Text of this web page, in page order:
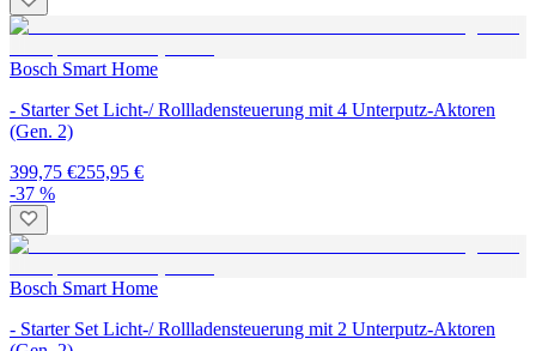
Bosch Smart Home
- Starter Set Licht-/ Rollladensteuerung mit 4 Unterputz-Aktoren
(Gen. 2)
399,75 €255,95 €
-37 %
Bosch Smart Home
- Starter Set Licht-/ Rollladensteuerung mit 2 Unterputz-Aktoren